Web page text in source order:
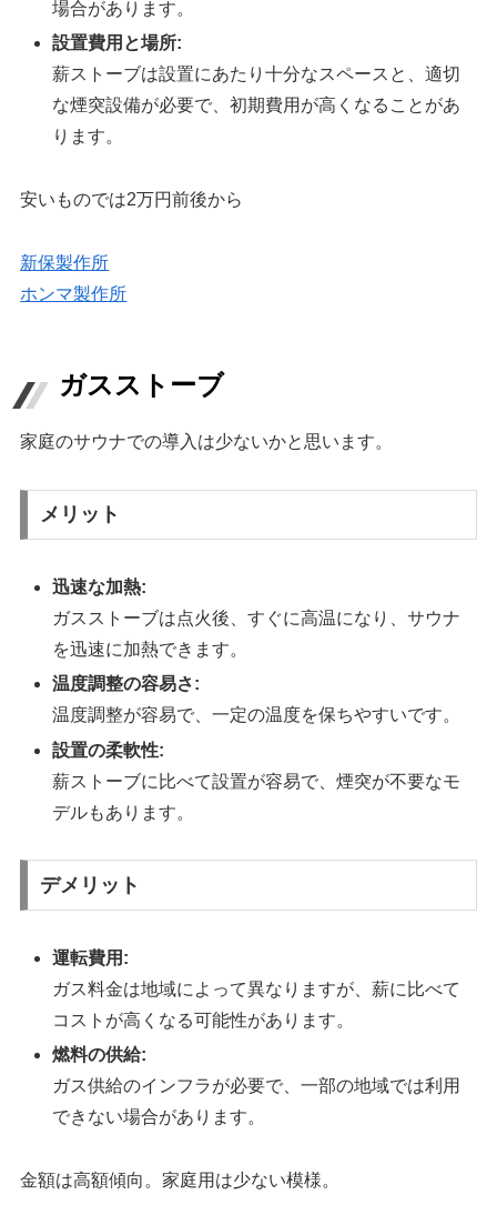
場合があります。
設置費用と場所:
薪ストーブは設置にあたり十分なスペースと、適切
な煙突設備が必要で、初期費用が高くなることがあ
ります。
安いものでは2万円前後から
新保製作所
ホンマ製作所
ガスストーブ
家庭のサウナでの導入は少ないかと思います。
メリット
迅速な加熱:
ガスストーブは点火後、すぐに高温になり、サウナ
を迅速に加熱できます。
温度調整の容易さ:
温度調整が容易で、一定の温度を保ちやすいです。
設置の柔軟性:
薪ストーブに比べて設置が容易で、煙突が不要なモ
デルもあります。
デメリット
運転費用:
ガス料金は地域によって異なりますが、薪に比べて
コストが高くなる可能性があります。
燃料の供給:
ガス供給のインフラが必要で、一部の地域では利用
できない場合があります。
金額は高額傾向。家庭用は少ない模様。